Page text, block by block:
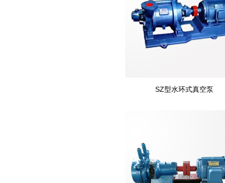
SZ型水环式真空泵